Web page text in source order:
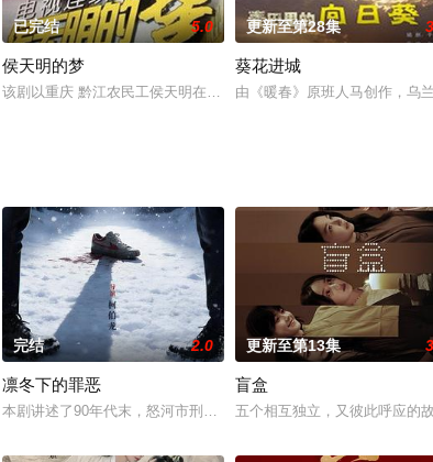
深圳闯荡，在挤满了男人的厨房里杀出了一条血路，成为一家五
已完结 5.0
侯天明的梦
该剧以重庆 黔江农民工侯天明在重庆和北京职场 打拼的故事为主
更新至第28集
葵花进城
由《暖春》原班人马创作，乌
漫画《吾凰在上》。 现代少女奚圆（姜贞羽 饰）因意外踏入玄机
完结 2.0
凛冬下的罪恶
本剧讲述了90年代末，怒河市刑侦支队在无普及监控、无DNA鉴定
更新至第13集
盲盒
五个相互独立，又彼此呼应的